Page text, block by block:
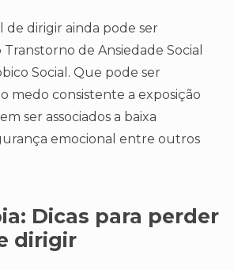
de dirigir ainda pode ser
de Ansiedade Social
Social. Que pode ser
medo consistente a exposição
ser associados a baixa
emocional entre outros
Dicas para perder
dirigir